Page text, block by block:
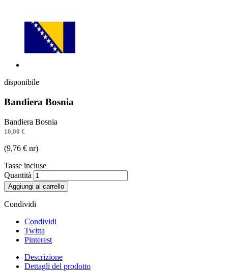
disponibile
Bandiera Bosnia
Bandiera Bosnia
10,00 €
(9,76 € nr)
Tasse incluse
Quantità
Aggiungi al carrello
Condividi
Condividi
Twitta
Pinterest
Descrizione
Dettagli del prodotto